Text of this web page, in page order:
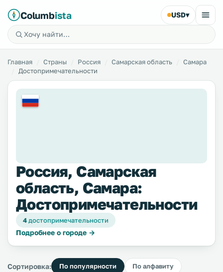
Columbista USD▾
Главная Страны Россия Самарская область
Самара
Достопримечательности
Россия, Самарская
область, Самара:
Достопримечательности
4достопримечательности
Подробнее о городе →
Сортировка: По популярности По алфавиту